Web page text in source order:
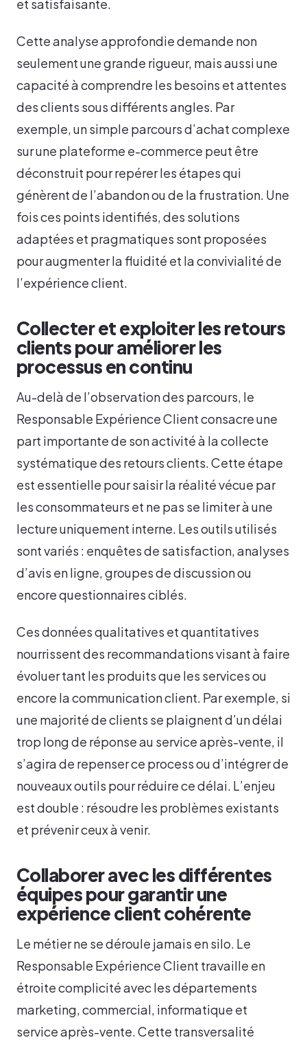
et satisfaisante.
Cette analyse approfondie demande non
seulement une grande rigueur, mais aussi une
capacité à comprendre les besoins et attentes
des clients sous différents angles. Par
exemple, un simple parcours d’achat complexe
sur une plateforme e-commerce peut être
déconstruit pour repérer les étapes qui
génèrent de l’abandon ou de la frustration. Une
fois ces points identifiés, des solutions
adaptées et pragmatiques sont proposées
pour augmenter la fluidité et la convivialité de
l’expérience client.
Collecter et exploiter les retours
clients pour améliorer les
processus en continu
Au-delà de l’observation des parcours, le
Responsable Expérience Client consacre une
part importante de son activité à la collecte
systématique des retours clients. Cette étape
est essentielle pour saisir la réalité vécue par
les consommateurs et ne pas se limiter à une
lecture uniquement interne. Les outils utilisés
sont variés : enquêtes de satisfaction, analyses
d’avis en ligne, groupes de discussion ou
encore questionnaires ciblés.
Ces données qualitatives et quantitatives
nourrissent des recommandations visant à faire
évoluer tant les produits que les services ou
encore la communication client. Par exemple, si
une majorité de clients se plaignent d’un délai
trop long de réponse au service après-vente, il
s’agira de repenser ce process ou d’intégrer de
nouveaux outils pour réduire ce délai. L’enjeu
est double : résoudre les problèmes existants
et prévenir ceux à venir.
Collaborer avec les différentes
équipes pour garantir une
expérience client cohérente
Le métier ne se déroule jamais en silo. Le
Responsable Expérience Client travaille en
étroite complicité avec les départements
marketing, commercial, informatique et
service après-vente. Cette transversalité